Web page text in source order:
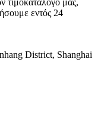
τιμοκατάλογό μας,
εντός 24
District, Shanghai